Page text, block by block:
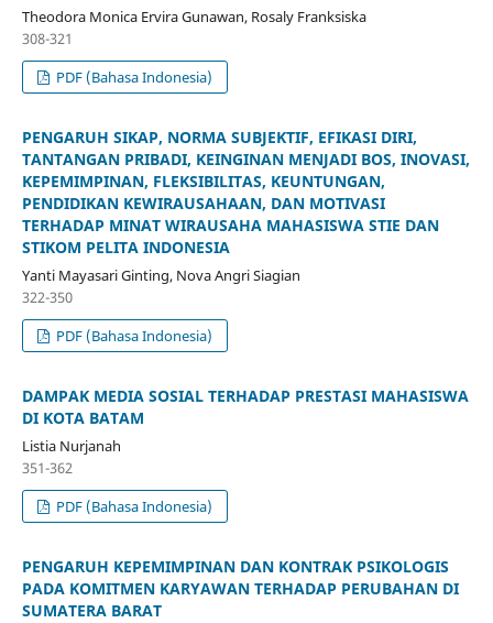
Theodora Monica Ervira Gunawan, Rosaly Franksiska
308-321
PDF (Bahasa Indonesia)
PENGARUH SIKAP, NORMA SUBJEKTIF, EFIKASI DIRI,
TANTANGAN PRIBADI, KEINGINAN MENJADI BOS, INOVASI,
KEPEMIMPINAN, FLEKSIBILITAS, KEUNTUNGAN,
PENDIDIKAN KEWIRAUSAHAAN, DAN MOTIVASI
TERHADAP MINAT WIRAUSAHA MAHASISWA STIE DAN
STIKOM PELITA INDONESIA
Yanti Mayasari Ginting, Nova Angri Siagian
322-350
PDF (Bahasa Indonesia)
DAMPAK MEDIA SOSIAL TERHADAP PRESTASI MAHASISWA
DI KOTA BATAM
Listia Nurjanah
351-362
PDF (Bahasa Indonesia)
PENGARUH KEPEMIMPINAN DAN KONTRAK PSIKOLOGIS
PADA KOMITMEN KARYAWAN TERHADAP PERUBAHAN DI
SUMATERA BARAT